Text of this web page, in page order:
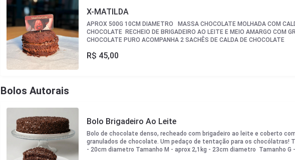
X-MATILDA
APROX 500G 10CM DIAMETRO MASSA CHOCOLATE MOLHADA COM CALDA CREMOSA DE
CHOCOLATE RECHEIO DE BRIGADEIRO AO LEITE E MEIO AMARGO COM
CHOCOLATE PURO ACOMPANHA 2 SACHÊS DE CALDA DE CHOCOLATE
R$ 45,00
Bolos Autorais
Bolo Brigadeiro Ao Leite
Bolo de chocolate denso, recheado com brigadeiro ao leite e coberto
granulados de chocolate. Um pedaço de tentação para os chocólatras!
- 20cm diametro Tamanho M - aprox 2,1kg - 23cm diametro Tamanho G